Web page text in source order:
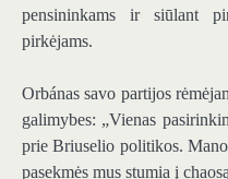
pensininkams ir siūlant
pirkėjams.
Orbánas savo partijos
galimybes: „Vienas
prie Briuselio politikos.
pasekmės mus stumia į